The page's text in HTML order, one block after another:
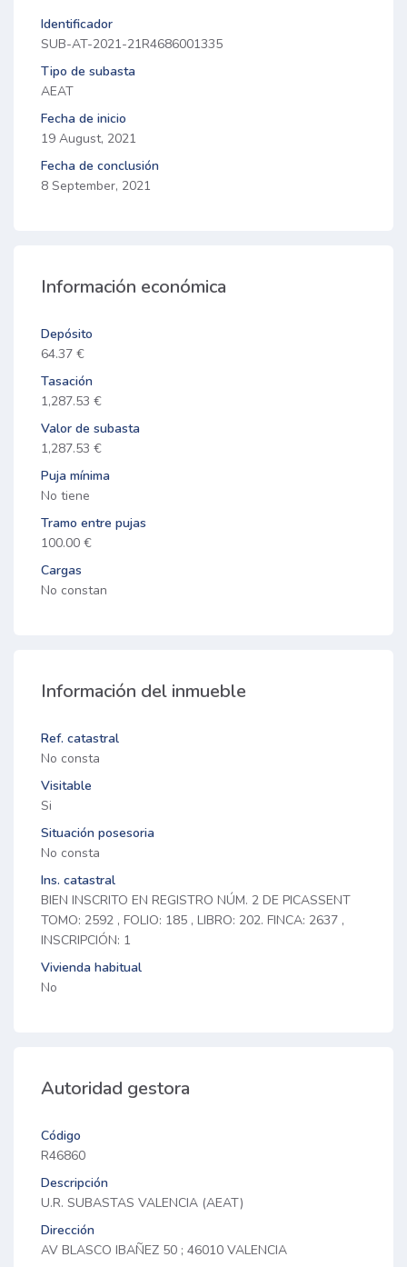
Identificador
SUB-AT-2021-21R4686001335
Tipo de subasta
AEAT
Fecha de inicio
19 August, 2021
Fecha de conclusión
8 September, 2021
Información económica
Depósito
64.37 €
Tasación
1,287.53 €
Valor de subasta
1,287.53 €
Puja mínima
No tiene
Tramo entre pujas
100.00 €
Cargas
No constan
Información del inmueble
Ref. catastral
No consta
Visitable
Si
Situación posesoria
No consta
Ins. catastral
BIEN INSCRITO EN REGISTRO NÚM. 2 DE PICASSENT
TOMO: 2592 , FOLIO: 185 , LIBRO: 202. FINCA: 2637 ,
INSCRIPCIÓN: 1
Vivienda habitual
No
Autoridad gestora
Código
R46860
Descripción
U.R. SUBASTAS VALENCIA (AEAT)
Dirección
AV BLASCO IBAÑEZ 50 ; 46010 VALENCIA